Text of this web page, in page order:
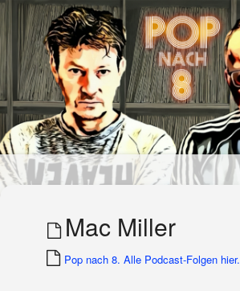
Mac Miller
Pop nach 8. Alle Podcast-Folgen hier.